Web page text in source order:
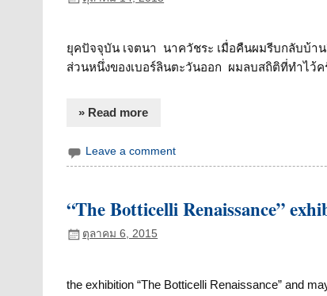
ยุคปัจจุบัน เจตนา นาควัชระ เมื่อคืนผมรีบกลับบ้าน
ส่วนหนึ่งของเบอร์ลินตะวันออก ผมลบสถิติที่ทำไว้ค
» Read more
Leave a comment
“The Botticelli Renaissance”
ตุลาคม 6, 2015
the exhibition “The Botticelli Renaissance” and